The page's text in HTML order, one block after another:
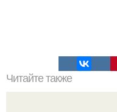
Читайте также